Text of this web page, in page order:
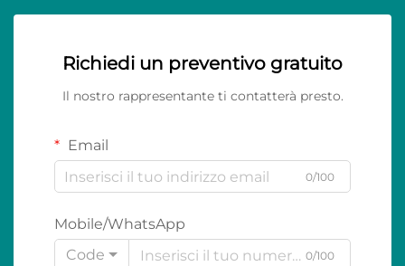
Richiedi un preventivo gratuito
Il nostro rappresentante ti contatterà presto.
Email
0/100
Mobile/WhatsApp
Code
0/100